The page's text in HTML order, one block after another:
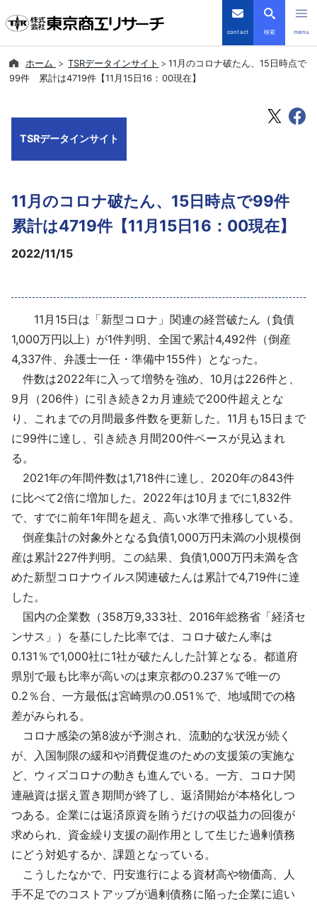
contact 検索 menu
倒産・注目企業情報
会社案内
導入事例
採用情報
よくあるご質問
English
ホーム TSRデータインサイト
11月のコロナ破たん、15日時点で
99件 累計は4719件【11月15日16：00現在】
TSRデータインサイト
11月のコロナ破たん、15日時点で99件
累計は4719件【11月15日16：00現在】
2022/11/15
11月15日は「新型コロナ」関連の経営破たん（負債
1,000万円以上）が1件判明、全国で累計4,492件（倒産
4,337件、弁護士一任・準備中155件）となった。
件数は2022年に入って増勢を強め、10月は226件と、
9月（206件）に引き続き2カ月連続で200件超えとな
り、これまでの月間最多件数を更新した。11月も15日まで
に99件に達し、引き続き月間200件ペースが見込まれ
る。
2021年の年間件数は1,718件に達し、2020年の843件
に比べて2倍に増加した。2022年は10月までに1,832件
で、すでに前年1年間を超え、高い水準で推移している。
倒産集計の対象外となる負債1,000万円未満の小規模倒
産は累計227件判明。この結果、負債1,000万円未満を含
めた新型コロナウイルス関連破たんは累計で4,719件に達
した。
国内の企業数（358万9,333社、2016年総務省「経済セ
ンサス」）を基にした比率では、コロナ破たん率は
0.131％で1,000社に1社が破たんした計算となる。都道府
県別で最も比率が高いのは東京都の0.237％で唯一の
0.2％台、一方最低は宮崎県の0.051％で、地域間での格
差がみられる。
コロナ感染の第8波が予測され、流動的な状況が続く
が、入国制限の緩和や消費促進のための支援策の実施な
ど、ウィズコロナの動きも進んでいる。一方、コロナ関
連融資は据え置き期間が終了し、返済開始が本格化しつ
つある。企業には返済原資を賄うだけの収益力の回復が
求められ、資金繰り支援の副作用として生じた過剰債務
にどう対処するか、課題となっている。
こうしたなかで、円安進行による資材高や物価高、人
手不足でのコストアップが過剰債務に陥った企業に追い